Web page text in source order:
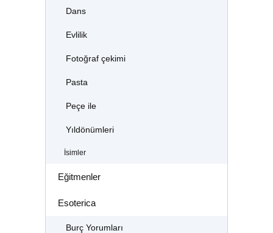
Dans
Evlilik
Fotoğraf çekimi
Pasta
Peçe ile
Yıldönümleri
İsimler
Eğitmenler
Esoterica
Burç Yorumları